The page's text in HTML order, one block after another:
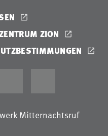
ZION
Mitternachtsruf